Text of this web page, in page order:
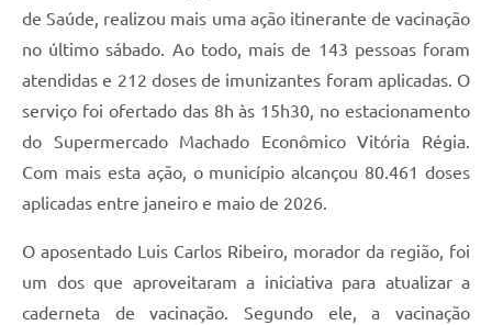
de Saúde, realizou mais uma ação itinerante de vacinação
no último sábado. Ao todo, mais de 143 pessoas foram
atendidas e 212 doses de imunizantes foram aplicadas. O
serviço foi ofertado das 8h às 15h30, no estacionamento
do Supermercado Machado Econômico Vitória Régia.
Com mais esta ação, o município alcançou 80.461 doses
aplicadas entre janeiro e maio de 2026.
O aposentado Luis Carlos Ribeiro, morador da região, foi
um dos que aproveitaram a iniciativa para atualizar a
caderneta de vacinação. Segundo ele, a vacinação